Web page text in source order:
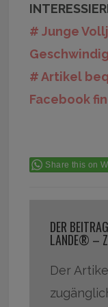
# Junge
# Artikel
Facebook
Share this on
DER
LANDE® –
Der